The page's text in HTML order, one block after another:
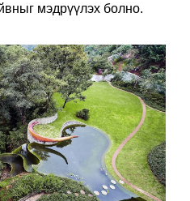
мэдрүүлэх болно.